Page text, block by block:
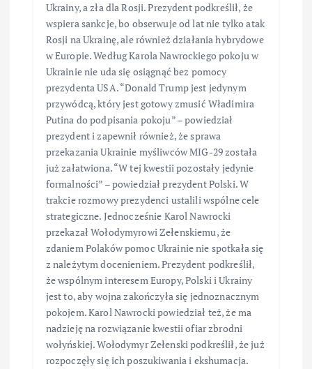
Ukrainy, a zła dla Rosji. Prezydent podkreślił, że
wspiera sankcje, bo obserwuje od lat nie tylko atak
Rosji na Ukrainę, ale również działania hybrydowe
w Europie. Według Karola Nawrockiego pokoju w
Ukrainie nie uda się osiągnąć bez pomocy
prezydenta USA. “Donald Trump jest jedynym
przywódcą, który jest gotowy zmusić Władimira
Putina do podpisania pokoju” – powiedział
prezydent i zapewnił również, że sprawa
przekazania Ukrainie myśliwców MIG-29 została
już załatwiona. “W tej kwestii pozostały jedynie
formalności” – powiedział prezydent Polski. W
trakcie rozmowy prezydenci ustalili wspólne cele
strategiczne. Jednocześnie Karol Nawrocki
przekazał Wołodymyrowi Zełenskiemu, że
zdaniem Polaków pomoc Ukrainie nie spotkała się
z należytym docenieniem. Prezydent podkreślił,
że wspólnym interesem Europy, Polski i Ukrainy
jest to, aby wojna zakończyła się jednoznacznym
pokojem. Karol Nawrocki powiedział też, że ma
nadzieję na rozwiązanie kwestii ofiar zbrodni
wołyńskiej. Wołodymyr Zełenski podkreślił, że już
rozpoczęły się ich poszukiwania i ekshumacja.